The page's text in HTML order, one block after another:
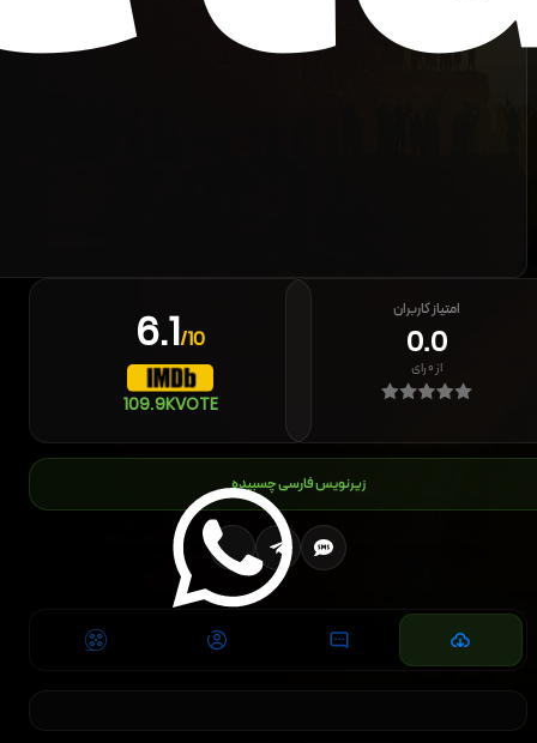
6.1/10
109.9KVOTE
امتیاز کاربران
0.0
از۰رای
زیرنویس فارسی چسبیده